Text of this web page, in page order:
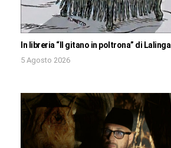
In libreria “Il gitano in poltrona” di Lalinga
5 Agosto 2026